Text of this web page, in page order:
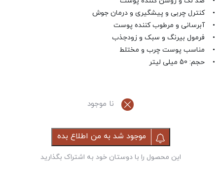
• کنترل چربی و پیشگیری و درمان جوش
• آبرسانی و مرطوب کننده پوست
• فرمول بیرنگ و سبک و زودجذب
• مناسب پوست چرب و مختلط
• حجم: 50 میلی لیتر
نا موجود
موجود شد به من اطلاع بده
این محصول را با دوستان خود به اشتراک بگذارید